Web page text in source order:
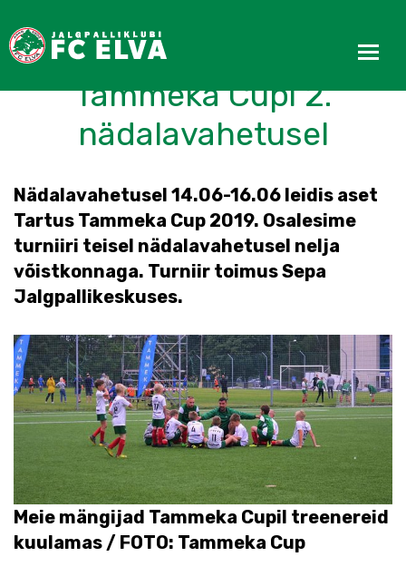
Tegusad noored
Tammeka Cupi 2.
nädalavahetusel
Nädalavahetusel 14.06-16.06 leidis aset
Tartus Tammeka Cup 2019. Osalesime
turniiri teisel nädalavahetusel nelja
võistkonnaga. Turniir toimus Sepa
Jalgpallikeskuses.
Meie mängijad Tammeka Cupil treenereid
kuulamas / FOTO: Tammeka Cup